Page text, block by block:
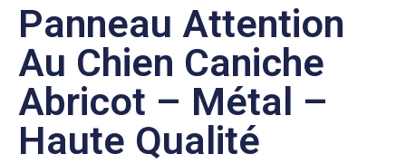
Panneau Attention
Au Chien Caniche
Abricot – Métal –
Haute Qualité